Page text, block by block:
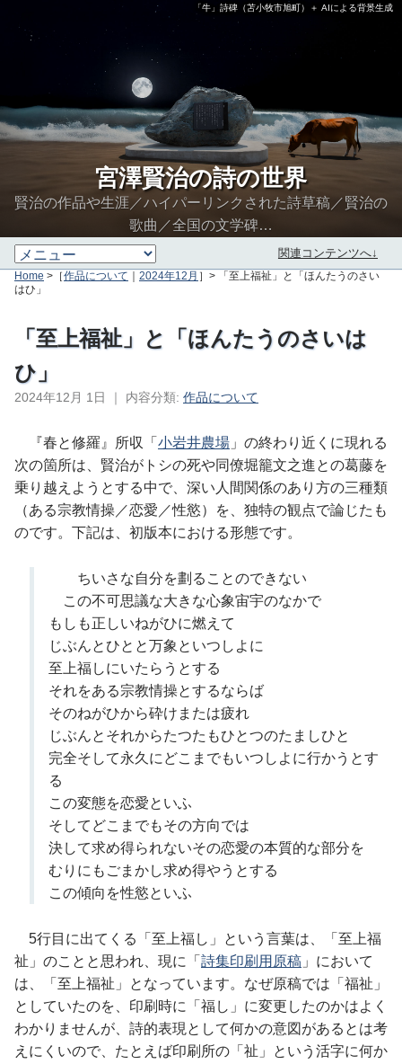
「牛」詩碑（苫小牧市旭町）＋ AIによる背景生成
宮澤賢治の詩の世界
賢治の作品や生涯／ハイパーリンクされた詩草稿／賢治の
歌曲／全国の文学碑…
関連コンテンツへ↓
Home >［作品について ｜ 2024年12月 ］> 「至上福祉」と「ほんたうのさい
はひ」
「至上福祉」と「ほんたうのさいは
ひ」
2024年12月 1日 ｜ 内容分類: 作品について
『春と修羅』所収「 小岩井農場 」の終わり近くに現れる
次の箇所は、賢治がトシの死や同僚堀籠文之進との葛藤を
乗り越えようとする中で、深い人間関係のあり方の三種類
（ある宗教情操／恋愛／性慾）を、独特の観点で論じたも
のです。下記は、初版本における形態です。
ちいさな自分を劃ることのできない
この不可思議な大きな心象宙宇のなかで
もしも正しいねがひに燃えて
じぶんとひとと万象といつしよに
至上福しにいたらうとする
それをある宗教情操とするならば
そのねがひから砕けまたは疲れ
じぶんとそれからたつたもひとつのたましひと
完全そして永久にどこまでもいつしよに行かうとす
る
この変態を恋愛といふ
そしてどこまでもその方向では
決して求め得られないその恋愛の本質的な部分を
むりにもごまかし求め得やうとする
この傾向を性慾といふ
5行目に出てくる「至上福し」という言葉は、「至上福
祉」のことと思われ、現に「 詩集印刷用原稿 」において
は、「至上福祉」となっています。なぜ原稿では「福祉」
としていたのを、印刷時に「福し」に変更したのかはよく
わかりませんが、詩的表現として何かの意図があるとは考
えにくいので、たとえば印刷所の「祉」という活字に何か